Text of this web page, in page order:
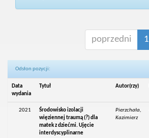
poprzedni 1
Odsłon pozycji:
Data
wydania
Tytuł Autor(rzy)
2021
Środowisko izolacji
więziennej traumą (?) dla
matek z dziećmi. Ujęcie
interdyscyplinarne
Pierzchała,
Kazimierz